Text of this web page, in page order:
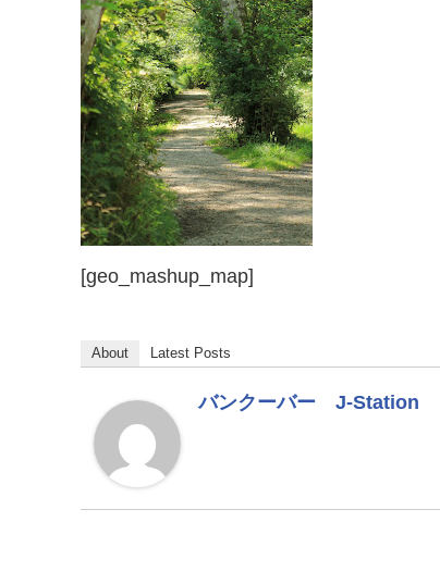
[geo_mashup_map]
About Latest Posts
バンクーバー J-Station